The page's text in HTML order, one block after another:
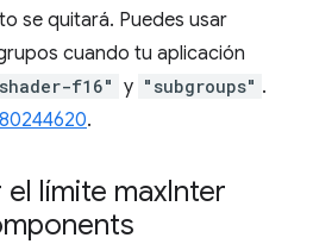
se quitará. Puedes usar
cuando tu aplicación
f16" y "subgroups" .
.
límite maxInter